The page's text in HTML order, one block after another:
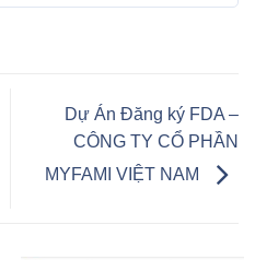
Dự Án Đăng ký FDA –
CÔNG TY CỔ PHẦN
MYFAMI VIỆT NAM